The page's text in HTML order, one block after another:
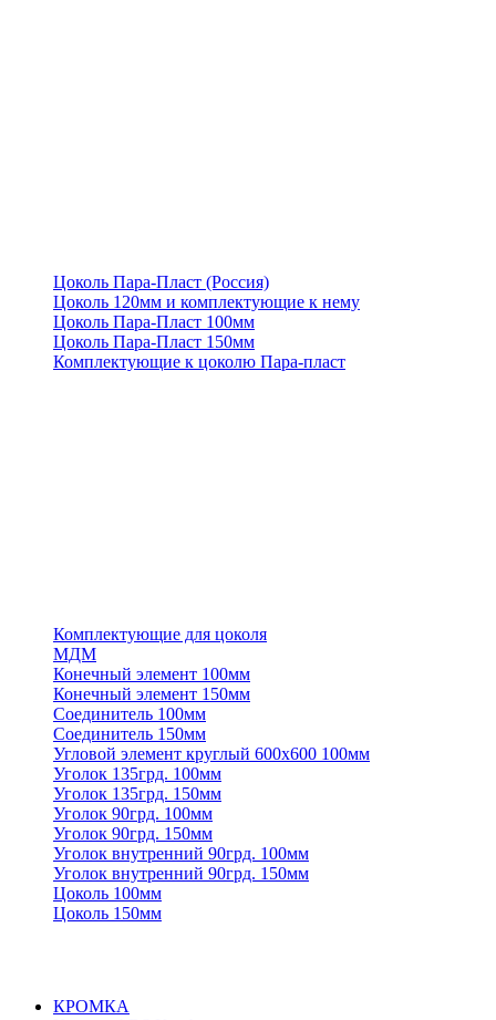
Цоколь Пара-Пласт (Россия)
Цоколь 120мм и комплектующие к нему
Цоколь Пара-Пласт 100мм
Цоколь Пара-Пласт 150мм
Комплектующие к цоколю Пара-пласт
Комплектующие для цоколя
МДМ
Конечный элемент 100мм
Конечный элемент 150мм
Соединитель 100мм
Соединитель 150мм
Угловой элемент круглый 600х600 100мм
Уголок 135грд. 100мм
Уголок 135грд. 150мм
Уголок 90грд. 100мм
Уголок 90грд. 150мм
Уголок внутренний 90грд. 100мм
Уголок внутренний 90грд. 150мм
Цоколь 100мм
Цоколь 150мм
КРОМКА